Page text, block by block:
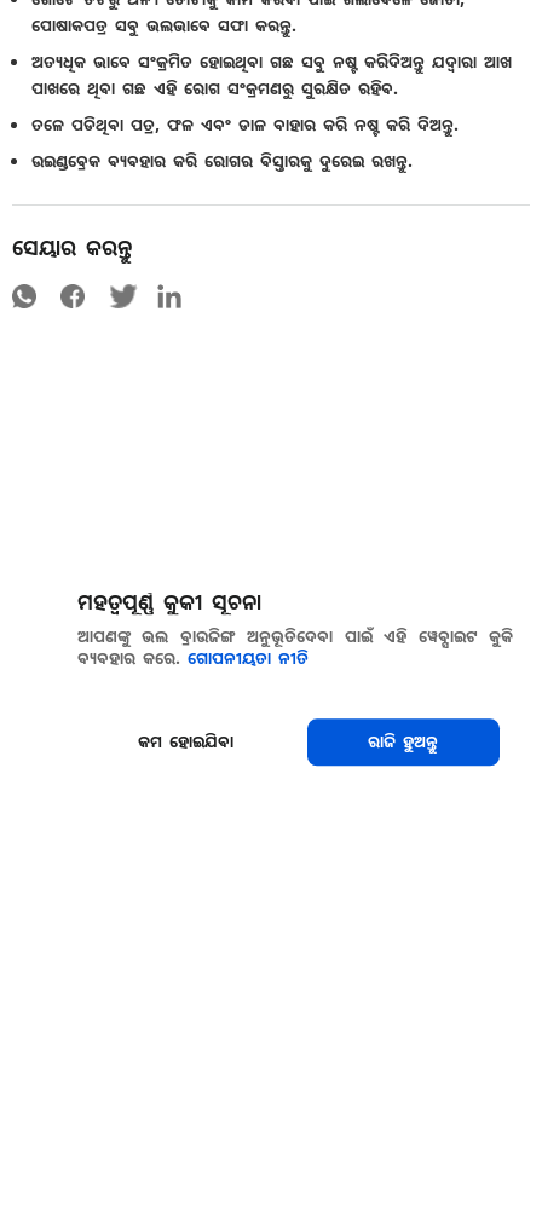
ପୋଷାକପତ୍ର ସବୁ ଭଲଭାବେ ସଫା କରନ୍ତୁ.
ଅତ୍ୟଧିକ ଭାବେ ସଂକ୍ରମିତ ହୋଇଥିବା ଗଛ ସବୁ ନଷ୍ଟ କରିଦିଅନ୍ତୁ ଯଦ୍ୱାରା ଆଖ
ପାଖରେ ଥିବା ଗଛ ଏହି ରୋଗ ସଂକ୍ରମଣରୁ ସୁରକ୍ଷିତ ରହିବ.
ତଳେ ପଡିଥିବା ପତ୍ର, ଫଳ ଏବଂ ଡାଳ ବାହାର କରି ନଷ୍ଟ କରି ଦିଅନ୍ତୁ.
ଉଇଣ୍ଡବ୍ରେକ ବ୍ୟବହାର କରି ରୋଗର ବିସ୍ତାରକୁ ଦୁରେଇ ରଖନ୍ତୁ.
ସେୟାର କରନ୍ତୁ
ମହତ୍ୱପୂର୍ଣ୍ଣ କୁକୀ ସୂଚନା
ଆପଣଙ୍କୁ ଭଲ ବ୍ରାଉଜିଙ୍ଗ ଅନୁଭୂତିଦେବା ପାଇଁ ଏହି ୱେବ୍ସାଇଟ କୁକି
ବ୍ୟବହାର କରେ. ଗୋପନୀୟତା ନୀତି
କମ ହୋଇଯିବା ରାଜି ହୁଅନ୍ତୁ